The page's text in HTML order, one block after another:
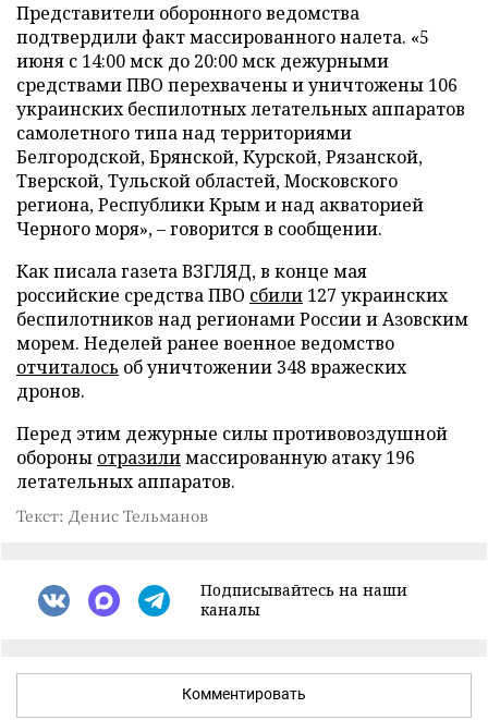
Представители оборонного ведомства
подтвердили факт массированного налета. «5
июня с 14:00 мск до 20:00 мск дежурными
средствами ПВО перехвачены и уничтожены 106
украинских беспилотных летательных аппаратов
самолетного типа над территориями
Белгородской, Брянской, Курской, Рязанской,
Тверской, Тульской областей, Московского
региона, Республики Крым и над акваторией
Черного моря», – говорится в сообщении.
Как писала газета ВЗГЛЯД, в конце мая
российские средства ПВО сбили 127 украинских
беспилотников над регионами России и Азовским
морем. Неделей ранее военное ведомство
отчиталось об уничтожении 348 вражеских
дронов.
Перед этим дежурные силы противовоздушной
обороны отразилимассированную атаку 196
летательных аппаратов.
Текст: Денис Тельманов
Подписывайтесь на наши
каналы
Комментировать